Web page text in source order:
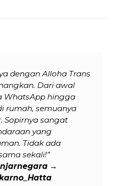
dengan Alloha Trans
Dari awal
WhatsApp hingga
rumah, semuanya
Sopirnya sangat
yang
Tidak ada
sekali!”
→